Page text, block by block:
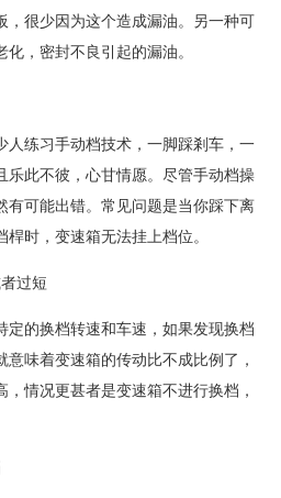
，很少因为这个造成漏油。另一种可
，密封不良引起的漏油。
人练习手动档技术，一脚踩剎车，一
乐此不彼，心甘情愿。尽管手动档操
有可能出错。常见问题是当你踩下离
时，变速箱无法挂上档位。
过短
定的换档转速和车速，如果发现换档
味着变速箱的传动比不成比例了，
，情况更甚者是变速箱不进行换档，